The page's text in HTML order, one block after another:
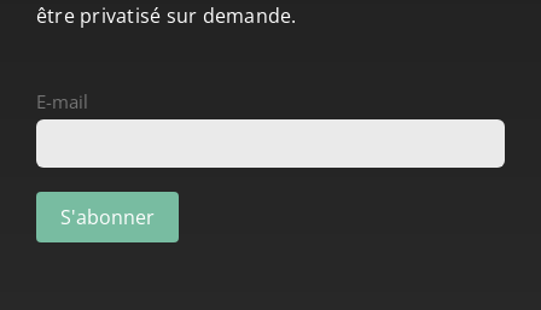
être privatisé sur demande.
E-mail